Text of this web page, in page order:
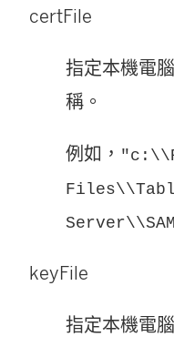
certFile
指定本機電
稱。
例如，
keyFile
指定本機電